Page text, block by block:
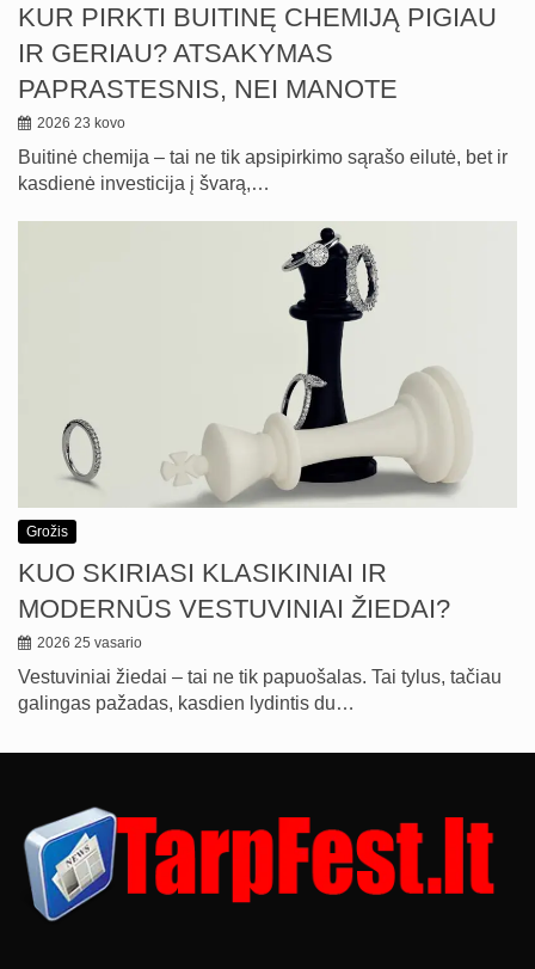
KUR PIRKTI BUITINĘ CHEMIJĄ PIGIAU
IR GERIAU? ATSAKYMAS
PAPRASTESNIS, NEI MANOTE
2026 23 kovo
Buitinė chemija – tai ne tik apsipirkimo sąrašo eilutė, bet ir
kasdienė investicija į švarą,…
Grožis
KUO SKIRIASI KLASIKINIAI IR
MODERNŪS VESTUVINIAI ŽIEDAI?
2026 25 vasario
Vestuviniai žiedai – tai ne tik papuošalas. Tai tylus, tačiau
galingas pažadas, kasdien lydintis du…